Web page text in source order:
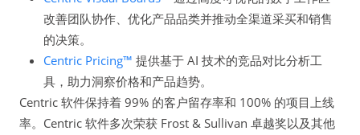
改善团队协作、优化产品品类并推动全渠道采买和销售
的决策。
Centric Pricing™ 提供基于 AI 技术的竞品对比分析工
具，助力洞察价格和产品趋势。
Centric 软件保持着 99% 的客户留存率和 100% 的项目上线
率。Centric 软件多次荣获 Frost & Sullivan 卓越奖以及其他